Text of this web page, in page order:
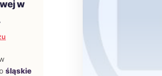
w
śląskie